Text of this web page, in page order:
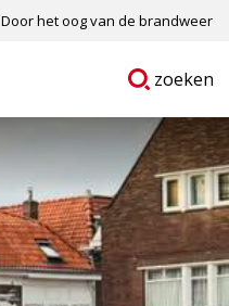
Door het oog van de brandweer
Ga
zoeken